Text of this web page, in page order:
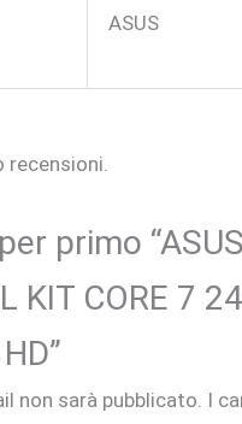
ASUS
recensioni.
primo
KIT CORE 7
non sarà pubblicato. I